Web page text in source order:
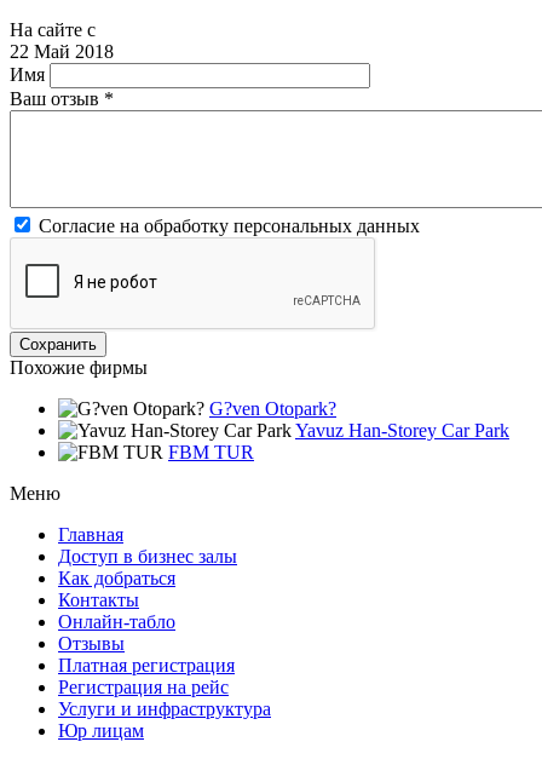
На сайте с
22 Май 2018
Имя
Ваш отзыв *
Согласие на обработку персональных данных
Похожие фирмы
G?ven Otopark?
Yavuz Han-Storey Car Park
FBM TUR
Меню
Главная
Доступ в бизнес залы
Как добраться
Контакты
Онлайн-табло
Отзывы
Платная регистрация
Регистрация на рейс
Услуги и инфраструктура
Юр лицам